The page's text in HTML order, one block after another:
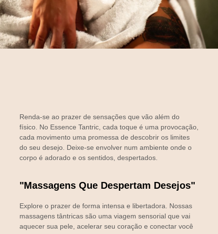
Renda-se ao prazer de sensações que vão além do
físico. No Essence Tantric , cada toque é uma provocação,
cada movimento uma promessa de descobrir os limites
do seu desejo. Deixe-se envolver num ambiente onde o
corpo é adorado e os sentidos, despertados.
"Massagens Que Despertam Desejos"
Explore o prazer de forma intensa e libertadora. Nossas
massagens tântricas são uma viagem sensorial que vai
aquecer sua pele, acelerar seu coração e conectar você